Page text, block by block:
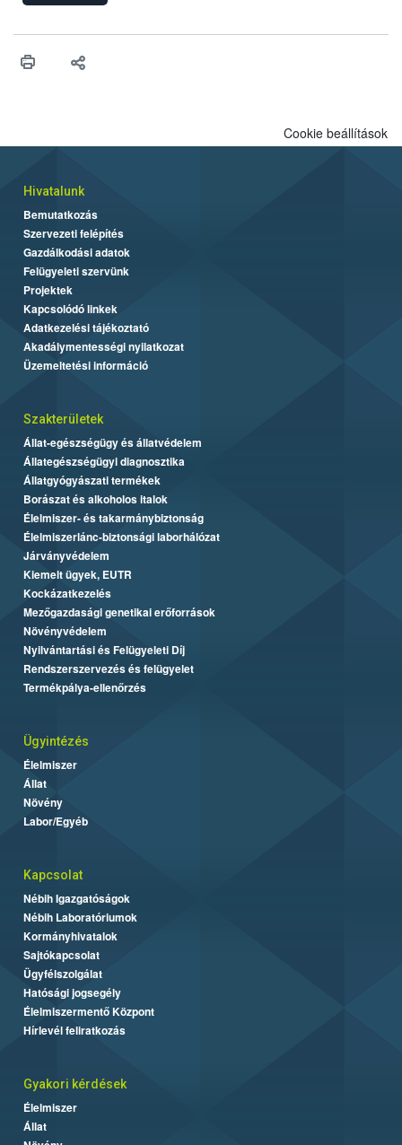
Cookie beállítások
Hivatalunk
Bemutatkozás
Szervezeti felépítés
Gazdálkodási adatok
Felügyeleti szervünk
Projektek
Kapcsolódó linkek
Adatkezelési tájékoztató
Akadálymentességi nyilatkozat
Üzemeltetési információ
Szakterületek
Állat-egészségügy és állatvédelem
Állategészségügyi diagnosztika
Állatgyógyászati termékek
Borászat és alkoholos italok
Élelmiszer- és takarmánybiztonság
Élelmiszerlánc-biztonsági laborhálózat
Járványvédelem
Kiemelt ügyek, EUTR
Kockázatkezelés
Mezőgazdasági genetikai erőforrások
Növényvédelem
Nyilvántartási és Felügyeleti Díj
Rendszerszervezés és felügyelet
Termékpálya-ellenőrzés
Ügyintézés
Élelmiszer
Állat
Növény
Labor/Egyéb
Kapcsolat
Nébih Igazgatóságok
Nébih Laboratóriumok
Kormányhivatalok
Sajtókapcsolat
Ügyfélszolgálat
Hatósági jogsegély
Élelmiszermentő Központ
Hírlevél feliratkozás
Gyakori kérdések
Élelmiszer
Állat